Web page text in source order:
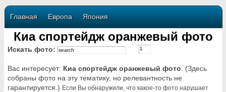
Главная Европа Япония
Киа спортейдж оранжевый фото
Искать фото:
Вас интересует: Киа спортейдж оранжевый фото . (Здесь
собраны фото на эту тематику, но релевантность не
гарантируется.) Если Вы обнаружили, что какое-то фото нарушает